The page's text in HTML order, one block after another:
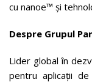
cu nanoe™ și
Despre Grupul
Lider global în
pentru aplicații